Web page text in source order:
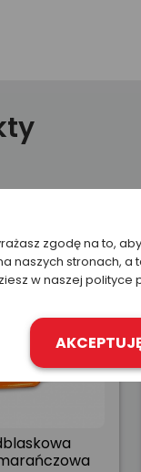
zgodę na to,
naszych stronach, a
w naszej polityce